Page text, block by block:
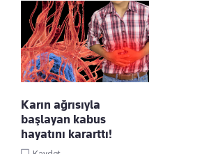
Karın ağrısıyla
başlayan kabus
hayatını kararttı!